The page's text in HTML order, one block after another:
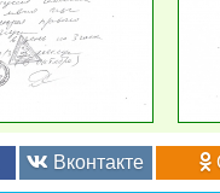
Вконтакте